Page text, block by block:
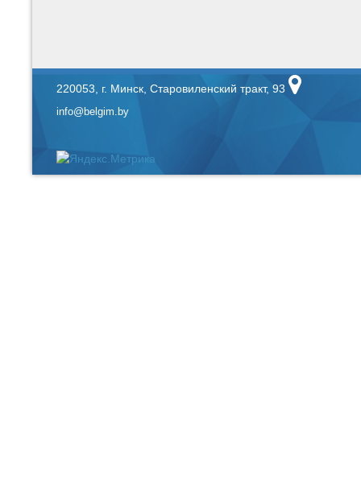
220053, г. Минск, Старовиленский тракт, 93
info@belgim.by